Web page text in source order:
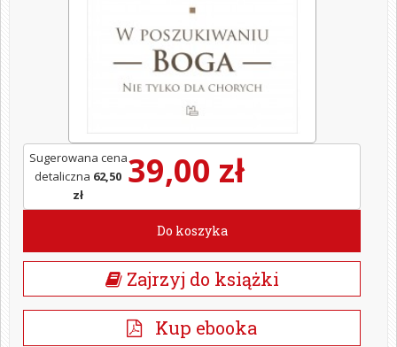
39,00 zł
Sugerowana cena
detaliczna 62,50
zł
Do koszyka
Zajrzyj do książki
Kup ebooka